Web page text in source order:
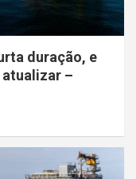
duração, e
–